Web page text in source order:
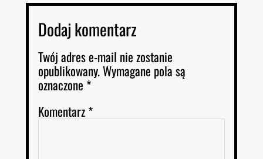
Dodaj komentarz
Twój adres e-mail nie zostanie
opublikowany.Wymagane pola są
oznaczone *
Komentarz*